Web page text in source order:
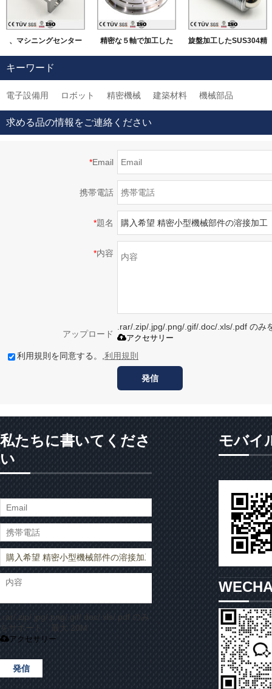
、マシニングセンター 精密な５軸で加工した 旋盤加工したSUS304精
キーワード
電子設備用 ロボット 精密機械 建築材料 機械部品
求める品の情報をご連絡ください
*Email
携帯電話
*題名
*内容
アップロード
.rar/.zip/.jpg/.png/.gif/.doc/.xls/.pdf のみ
アクセサリー
利用規則を同意する。, 利用規則
発信
私たちに書いてくださ
い
.rar/.zip/.jpg/.png/.gif/.doc/.xls/.pdf のみ
をサポート、最大 20M
アクセサリー
発信
モバイ